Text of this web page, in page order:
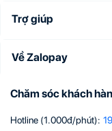
Trợ giúp
Về Zalopay
Chăm sóc khách
Hotline (1.000đ/phút):